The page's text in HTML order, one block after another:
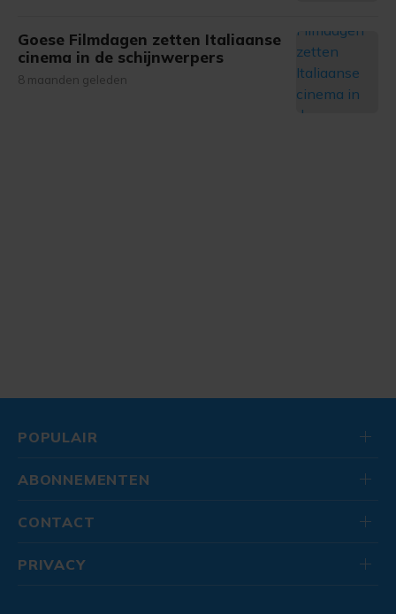
Goese Filmdagen zetten Italiaanse
cinema in de schijnwerpers
8 maanden geleden
POPULAIR
ABONNEMENTEN
CONTACT
PRIVACY